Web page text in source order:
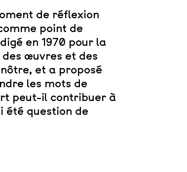
de réflexion
point de
en 1970 pour la
œuvres et des
et a proposé
les mots de
peut-il contribuer à
été question de